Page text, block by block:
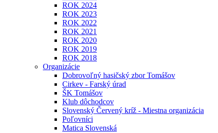
ROK 2024
ROK 2023
ROK 2022
ROK 2021
ROK 2020
ROK 2019
ROK 2018
Organizácie
Dobrovoľný hasičský zbor Tomášov
Cirkev - Farský úrad
ŠK Tomášov
Klub dôchodcov
Slovenský Červený kríž - Miestna organizácia
Poľovníci
Matica Slovenská